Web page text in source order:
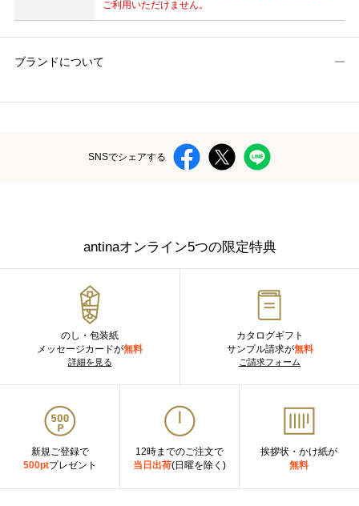
ご利用いただけません。
ブランドについて
SNSでシェアする
antinaオンライン5つの限定特典
のし・包装紙
メッセージカードが無料
詳細を見る
カタログギフト
サンプル請求が無料
ご請求フォーム
新規ご登録で
500ptプレゼント
12時までのご注文で
当日出荷(日曜を除く)
挨拶状・かけ紙が
無料